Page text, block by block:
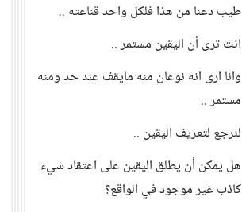
طيب دعنا من هذا فلكل واحد قناعته ..
انت ترى أن اليقين مستمر ..
وانا ارى انه نوعان منه مايقف عند حد ومنه
مستمر ..
لنرجع لتعريف اليقين ..
هل يمكن أن يطلق اليقين على اعتقاد شيء
كاذب غير موجود في الواقع؟